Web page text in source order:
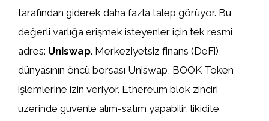
tarafından giderek daha fazla talep görüyor. Bu
değerli varlığa erişmek isteyenler için tek resmi
adres: Uniswap. Merkeziyetsiz finans (DeFi)
dünyasının öncü borsası Uniswap, BOOK Token
işlemlerine izin veriyor. Ethereum blok zinciri
üzerinde güvenle alım-satım yapabilir, likidite